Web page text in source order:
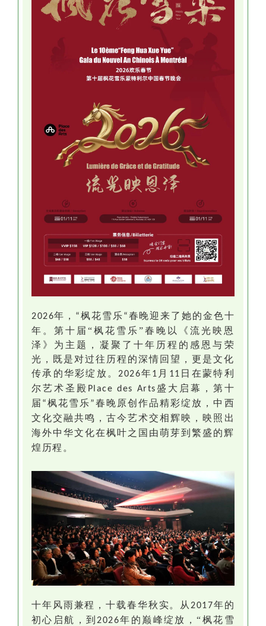
2026年， “枫花雪乐“春晚迎来了她的金色十
年。第十届“枫花雪乐”春晚以《流光映恩
泽》为主题，凝聚了十年历程的感恩与荣
光，既是对过往历程的深情回望，更是文化
传承的华彩绽放。 2026年1 月 11 日 在蒙特利
尔艺术圣殿 Place des Arts 盛大启幕， 第十
届 “枫花雪乐”春晚原创作品精彩绽放，中西
文化交融共鸣，古今艺术交相辉映 ， 映照出
海外中华文化在枫叶之国由萌芽到繁盛的辉
煌历程。
十年风雨兼程，十载春华秋实。 从 2017年的
初心启航，到 2026年的巅峰绽放，“枫花雪